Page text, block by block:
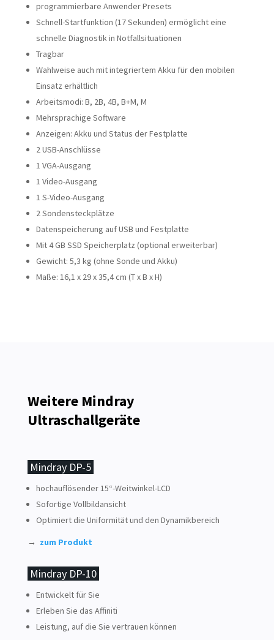
programmierbare Anwender Presets
Schnell-Startfunktion (17 Sekunden) ermöglicht eine
schnelle Diagnostik in Notfallsituationen
Tragbar
Wahlweise auch mit integriertem Akku für den mobilen
Einsatz erhältlich
Arbeitsmodi: B, 2B, 4B, B+M, M
Mehrsprachige Software
Anzeigen: Akku und Status der Festplatte
2 USB-Anschlüsse
1 VGA-Ausgang
1 Video-Ausgang
1 S-Video-Ausgang
2 Sondensteckplätze
Datenspeicherung auf USB und Festplatte
Mit 4 GB SSD Speicherplatz (optional erweiterbar)
Gewicht: 5,3 kg (ohne Sonde und Akku)
Maße: 16,1 x 29 x 35,4 cm (T x B x H)
Weitere Mindray
Ultraschallgeräte
Mindray DP-5
hochauflösender 15“-Weitwinkel-LCD
Sofortige Vollbildansicht
Optimiert die Uniformität und den Dynamikbereich
→ zum Produkt
Mindray DP-10
Entwickelt für Sie
Erleben Sie das Affiniti
Leistung, auf die Sie vertrauen können